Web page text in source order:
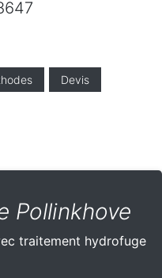
Devis
Pollinkhove
traitement hydrofuge